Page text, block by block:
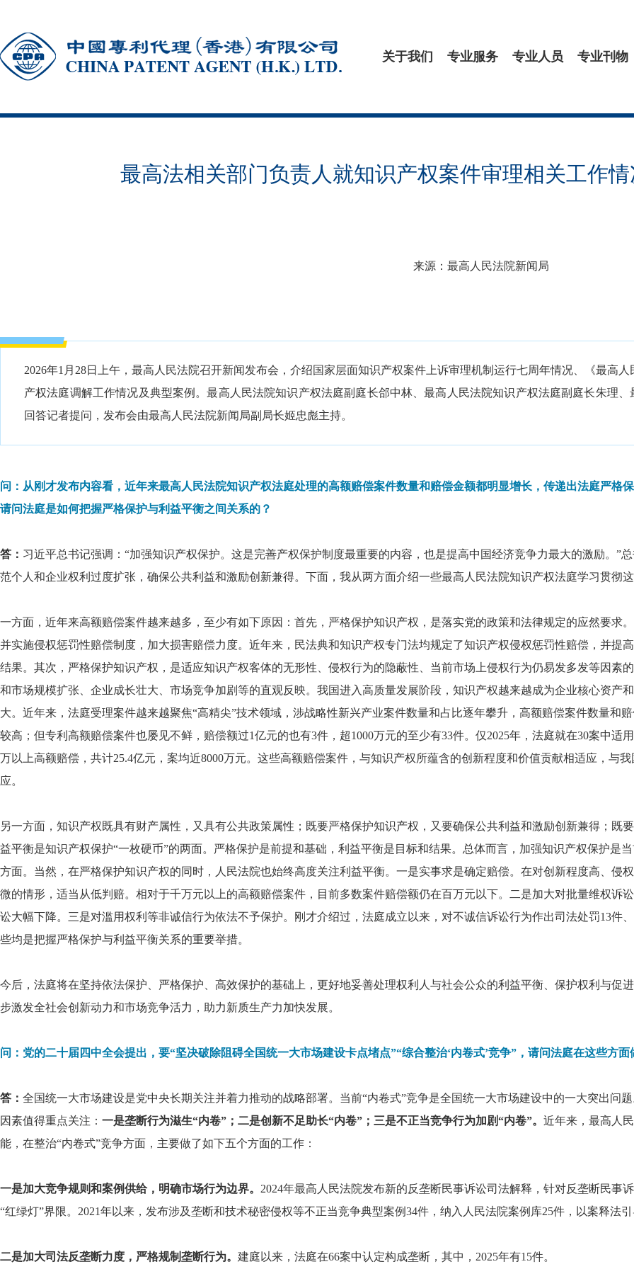
关于我们 专业服务 专业人员 专业刊物
最高法相关部门负责人就知识产权案件审理相关工作
来源：最高人民法院新闻局
2026年1月28日上午，最高人民法院召开新闻发布会，介绍国家层面知识产权案件上诉审理机制运行七周年情况、《最高
产权法庭调解工作情况及典型案例。最高人民法院知识产权法庭副庭长郃中林、最高人民法院知识产权法庭副庭长朱理
回答记者提问 ，发布会由最高人民法院新闻局副局长姬忠彪主持。
问：从刚才发布内容看，近年来最高人民法院知识产权法庭处理的高额赔偿案件数量和赔偿金额都明显增长，传递出法庭严格
请问法庭是如何把握严格保护与利益平衡之间关系的？
答： 习近平总书记强调：“加强知识产权保护。这是完善产权保护制度最重要的内容，也是提高中国经济竞争力最大的激励。 ”
范个人和企业权利过度扩张，确保公共利益和激励创新兼得。下面，我从两方面介绍一些最高人民法院知识产权法庭学习贯彻
一方面，近年来高额赔偿案件越来越多，至少有如下原因：首先，严格保护知识产权，是落实党的政策和法律规定的应然要求
并实施侵权惩罚性赔偿制度，加大损害赔偿力度。近年来，民法典和知识产权专门法均规定了知识产权侵权惩罚性赔偿，并提
结果。其次，严格保护知识产权，是适应知识产权客体的无形性、侵权行为的隐蔽性、当前市场上侵权行为仍易发多发等因素
和市场规模扩张、企业成长壮大、市场竞争加剧等的直观反映。我国进入高质量发展阶段，知识产权越来越成为企业核心资产
大。近年来，法庭受理案件越来越聚焦“高精尖”技术领域，涉战略性新兴产业案件数量和占比逐年攀升，高额赔偿案件数量和
较高；但专利高额赔偿案件也屡见不鲜，赔偿额过1亿元的也有3件，超1000万元的至少有33件。仅2025年，法庭就在30案中适
万以上高额赔偿，共计25.4亿元，案均近8000万元。这些高额赔偿案件，与知识产权所蕴含的创新程度和价值贡献相适应，与
应。
另一方面，知识产权既具有财产属性，又具有公共政策属性；既要严格保护知识产权，又要确保公共利益和激励创新兼得；既
益平衡是知识产权保护“一枚硬币”的两面。严格保护是前提和基础，利益平衡是目标和结果。总体而言，加强知识产权保护是
方面。当然，在严格保护知识产权的同时，人民法院也始终高度关注利益平衡。一是实事求是确定赔偿。在对创新程度高、侵
微的情形，适当从低判赔。相对于千万元以上的高额赔偿案件，目前多数案件赔偿额仍在百万元以下。二是加大对批量维权诉
讼大幅下降。三是对滥用权利等非诚信行为依法不予保护。刚才介绍过，法庭成立以来，对不诚信诉讼行为作出司法处罚13件
些均是把握严格保护与利益平衡关系的重要举措。
今后，法庭将在坚持依法保护、严格保护、高效保护的基础上，更好地妥善处理权利人与社会公众的利益平衡、保护权利与促
步激发全社会创新动力和市场竞争活力，助力新质生产力加快发展。
问：党的二十届四中全会提出，要“坚决破除阻碍全国统一大市场建设卡点堵点”“综合整治‘内卷式’竞争”，请问法庭在这些方
答： 全国统一大市场建设是党中央长期关注并着力推动的战略部署。当前“内卷式”竞争是全国统一大市场建设中的一大突出问
因素值得重点关注： 一是垄断行为滋生“内卷”；二是创新不足助长“内卷”；三是不正当竞争行为加剧“内卷”。 近年来，最高人
能，在整治“内卷式”竞争方面，主要做了如下五个方面的工作：
一是加大竞争规则和案例供给，明确市场行为边界。 2024年最高人民法院发布新的反垄断民事诉讼司法解释，针对反垄断民
“红绿灯”界限。2021年以来，发布涉及垄断和技术秘密侵权等不正当竞争典型案例34件，纳入人民法院案例库25件，以案释法
二是加大司法反垄断力度，严格规制垄断行为。 建庭以来，法庭在66案中认定构成垄断，其中，2025年有15件。